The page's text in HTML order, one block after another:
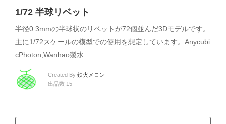
1/72 半球リベット
半径0.3mmの半球状のリベットが72個並んだ3Dモデルです。
主に1/72スケールの模型での使用を想定しています。Anycubi
cPhoton,Wanhao製水…
Created By 鉄火メロン
出品数 15